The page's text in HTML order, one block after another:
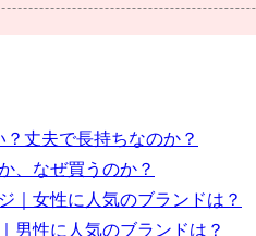
丈夫で長持ちなのか？
、なぜ買うのか？
｜女性に人気のブランドは？
男性に人気のブランドは？